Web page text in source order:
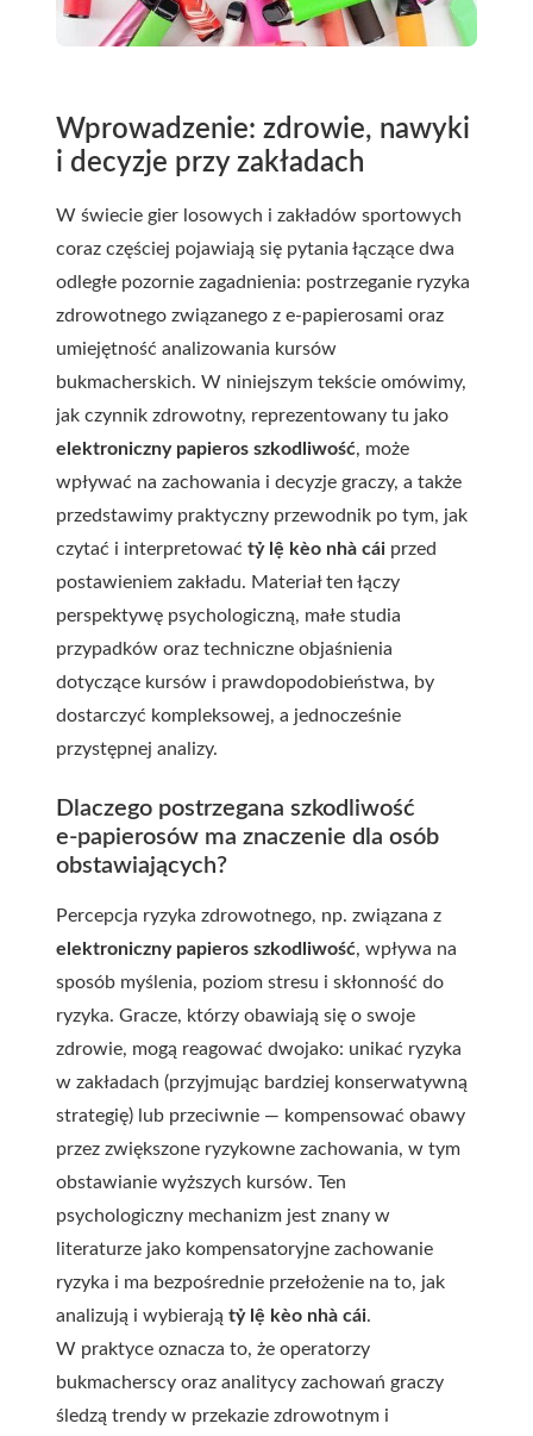
Wprowadzenie: zdrowie, nawyki
i decyzje przy zakładach
W świecie gier losowych i zakładów sportowych
coraz częściej pojawiają się pytania łączące dwa
odległe pozornie zagadnienia: postrzeganie ryzyka
zdrowotnego związanego z e‑papierosami oraz
umiejętność analizowania kursów
bukmacherskich. W niniejszym tekście omówimy,
jak czynnik zdrowotny, reprezentowany tu jako
elektroniczny papieros szkodliwość, może
wpływać na zachowania i decyzje graczy, a także
przedstawimy praktyczny przewodnik po tym, jak
czytać i interpretować tỷ lệ kèo nhà cái przed
postawieniem zakładu. Materiał ten łączy
perspektywę psychologiczną, małe studia
przypadków oraz techniczne objaśnienia
dotyczące kursów i prawdopodobieństwa, by
dostarczyć kompleksowej, a jednocześnie
przystępnej analizy.
Dlaczego postrzegana szkodliwość
e‑papierosów ma znaczenie dla osób
obstawiających?
Percepcja ryzyka zdrowotnego, np. związana z
elektroniczny papieros szkodliwość, wpływa na
sposób myślenia, poziom stresu i skłonność do
ryzyka. Gracze, którzy obawiają się o swoje
zdrowie, mogą reagować dwojako: unikać ryzyka
w zakładach (przyjmując bardziej konserwatywną
strategię) lub przeciwnie — kompensować obawy
przez zwiększone ryzykowne zachowania, w tym
obstawianie wyższych kursów. Ten
psychologiczny mechanizm jest znany w
literaturze jako kompensatoryjne zachowanie
ryzyka i ma bezpośrednie przełożenie na to, jak
analizują i wybierają tỷ lệ kèo nhà cái.
W praktyce oznacza to, że operatorzy
bukmacherscy oraz analitycy zachowań graczy
śledzą trendy w przekazie zdrowotnym i